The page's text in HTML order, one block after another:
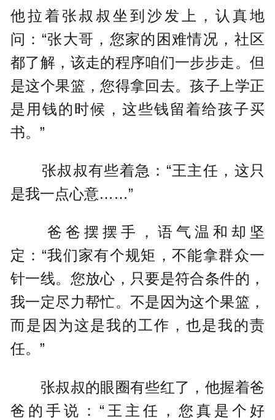
他拉着张叔叔坐到沙发上，认真地
问：“张大哥，您家的困难情况，社区
都了解，该走的程序咱们一步步走。但
是这个果篮，您得拿回去。孩子上学正
是用钱的时候，这些钱留着给孩子买
书。”
张叔叔有些着急：“王主任，这只
是我一点心意……”
爸爸摆摆手，语气温和却坚
定：“我们家有个规矩，不能拿群众一
针一线。您放心，只要是符合条件的，
我一定尽力帮忙。不是因为这个果篮，
而是因为这是我的工作，也是我的责
任。”
张叔叔的眼圈有些红了，他握着爸
爸的手说：“王主任，您真是个好